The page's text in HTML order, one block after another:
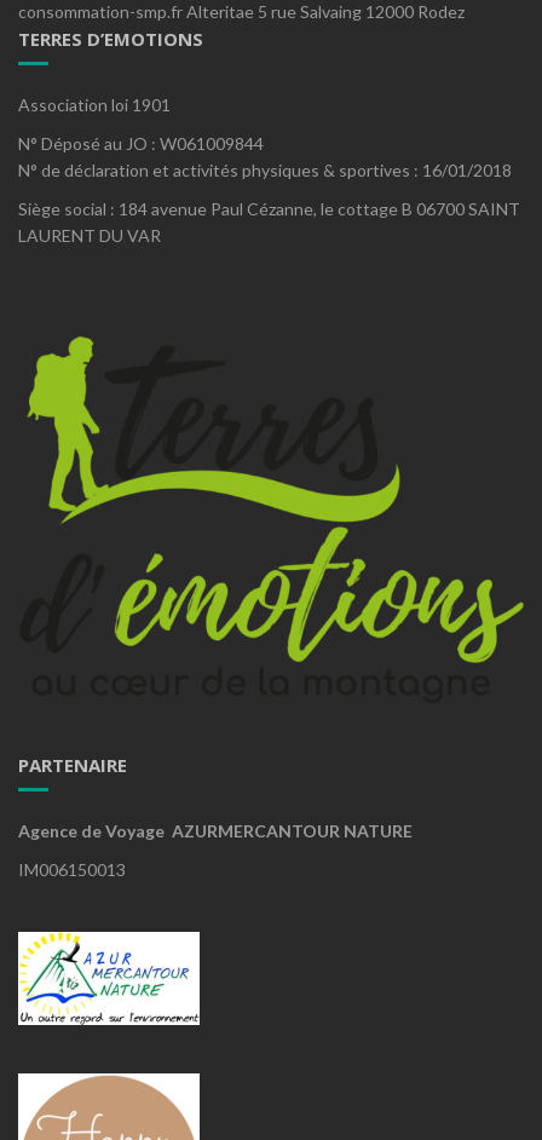
consommation-smp.fr Alteritae 5 rue Salvaing 12000 Rodez
TERRES D’EMOTIONS
Association loi 1901
N° Déposé au JO : W061009844
N° de déclaration et activités physiques & sportives : 16/01/2018
Siège social : 184 avenue Paul Cézanne, le cottage B 06700 SAINT
LAURENT DU VAR
PARTENAIRE
Agence de Voyage AZURMERCANTOUR NATURE
IM006150013